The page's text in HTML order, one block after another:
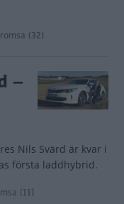
(32)
–
Nils Svärd är kvar i
första laddhybrid.
(11)